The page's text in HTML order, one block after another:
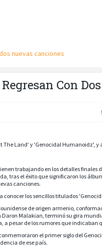
Con
Land' y 'Genocidal Humanoidz',
trabajando en los detalles
tras el éxito que significaron los
canciones.
conocer los sencillos titulados
de origen armenio,
Malakian, terminó su gira
a pesar de los rumores que indicaban
el primer siglo del
de ese país.